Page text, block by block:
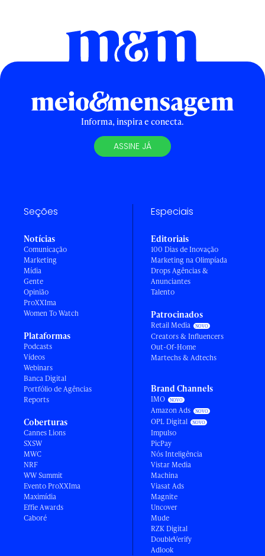
Informa, inspira e conecta.
ASSINE JÁ
Seções
Notícias
Comunicação
Marketing
Mídia
Gente
Opinião
ProXXIma
Women To Watch
Plataformas
Podcasts
Vídeos
Webinars
Banca Digital
Portfólio de Agências
Reports
Coberturas
Cannes Lions
SXSW
MWC
NRF
WW Summit
Evento ProXXIma
Maximídia
Effie Awards
Caboré
Especiais
Editoriais
100 Dias de Inovação
Marketing na Olimpíada
Drops Agências &
Anunciantes
Talento
Patrocinados
Retail Media
Creators & Influencers
Out-Of-Home
Martechs & Adtechs
Brand Channels
IMO
Amazon Ads
OPL Digital
Impulso
PicPay
Nós Inteligência
Vistar Media
Machina
Viasat Ads
Magnite
Uncover
Mude
RZK Digital
DoubleVerify
Adlook